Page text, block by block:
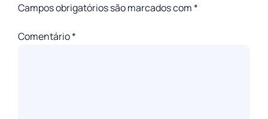
Campos obrigatórios são marcados com*
Comentário*